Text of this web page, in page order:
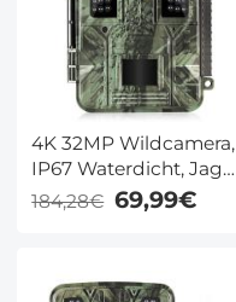
4K 32MP Wildcamera,
IP67 Waterdicht, Jagd
en Observatiecamera
met 46 IR Leds en 2,31"
184,28€ 69,99€